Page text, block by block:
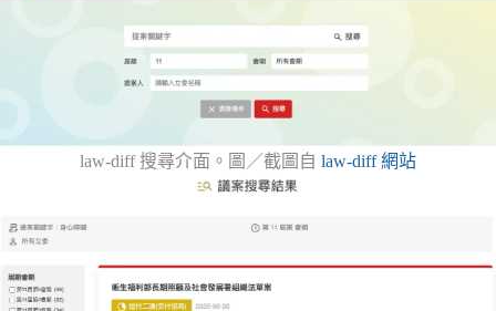
law-diff 搜尋介面。圖／截圖自 law-diff 網站